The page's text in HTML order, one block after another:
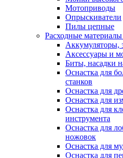
Мотоприводы
Опрыскиватели
Пилы цепные
Расходные материалы
Аккумуляторы,
Аксессуары и
Биты, насадки
Оснастка для
станков
Оснастка для
Оснастка для
Оснастка для
инструмента
Оснастка для
ножовок
Оснастка для
Оснастка для